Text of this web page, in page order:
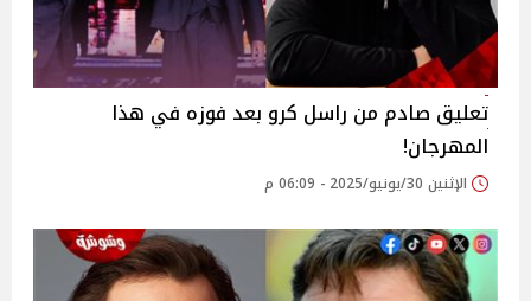
تعليق صادم من راسل كرو بعد فوزه في هذا
المهرجان!
الإثنين 30/يونيو/2025 - 06:09 م